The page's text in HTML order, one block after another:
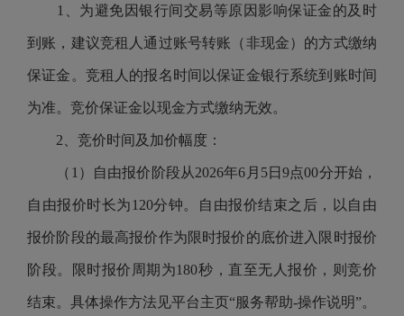
1、为避免因银行间交易等原因影响保证金的及时
到账，建议竞租人通过账号转账（非现金）的方式缴纳
保证金。竞租人的报名时间以保证金银行系统到账时间
为准。 竞价保证金以现金方式缴纳无效。
2、竞价时间及加价幅度：
（ 1）自由报价阶段从2026年6月5日9点00分开始，
自由报价时长为120分钟。自由报价结束之后，以自由
报价阶段的最高报价作为限时报价的底价进入限时报价
阶段。限时报价周期为180秒，直至无人报价，则竞价
结束。具体操作方法见平台主页“服务帮助-操作说明”。